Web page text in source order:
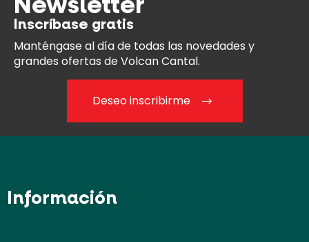
Inscríbase gratis
Manténgase al díade todas las novedades y
grandes ofertas de Volcan Cantal.
Deseo inscribirme
Información